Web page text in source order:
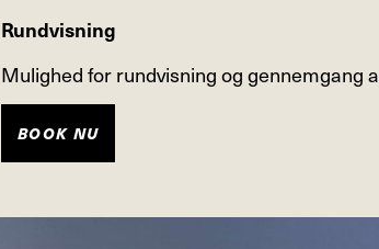
Rundvisning
Mulighed for rundvisning og
BOOK NU